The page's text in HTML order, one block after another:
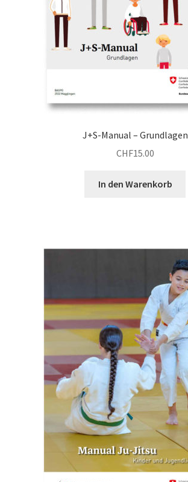
J+S-Manual – Grundlagen
CHF15.00
In den Warenkorb